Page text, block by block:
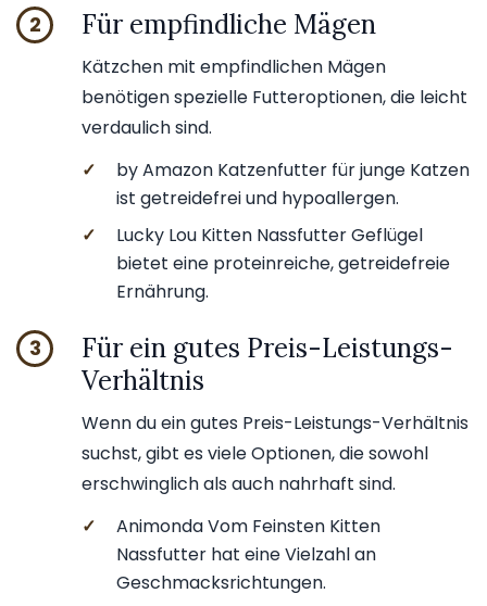
2 Für empfindliche Mägen
Kätzchen mit empfindlichen Mägen
benötigen spezielle Futteroptionen, die leicht
verdaulich sind.
✓
by Amazon Katzenfutter für junge Katzen
ist getreidefrei und hypoallergen.
✓
Lucky Lou Kitten Nassfutter Geflügel
bietet eine proteinreiche, getreidefreie
Ernährung.
3
Für ein gutes Preis-Leistungs-
Verhältnis
Wenn du ein gutes Preis-Leistungs-Verhältnis
suchst, gibt es viele Optionen, die sowohl
erschwinglich als auch nahrhaft sind.
✓
Animonda Vom Feinsten Kitten
Nassfutter hat eine Vielzahl an
Geschmacksrichtungen.